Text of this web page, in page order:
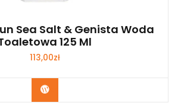
Sea Salt & Genista Woda
125 Ml
113,00zł
Zobacz